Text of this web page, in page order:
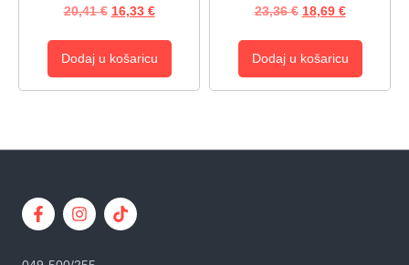
20,41€ 16,33 €
Dodaj u košaricu
23,36€ 18,69 €
Dodaj u košaricu